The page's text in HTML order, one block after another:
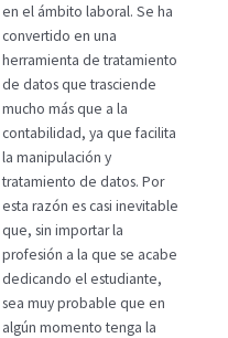
en el ámbito laboral. Se ha
convertido en una
herramienta de tratamiento
de datos que trasciende
mucho más que a la
contabilidad, ya que facilita
la manipulación y
tratamiento de datos. Por
esta razón es casi inevitable
que, sin importar la
profesión a la que se acabe
dedicando el estudiante,
sea muy probable que en
algún momento tenga la